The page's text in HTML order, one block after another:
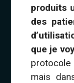
produits
des
que je
protocole
mais